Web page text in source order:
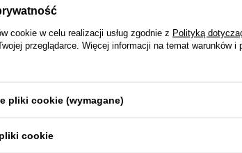
DOSTAWA
cookie w celu realizacji usług zgodnie z Polityką
przeglądarce. Więcej informacji na temat warunków
pliki cookie (wymagane)
cookie